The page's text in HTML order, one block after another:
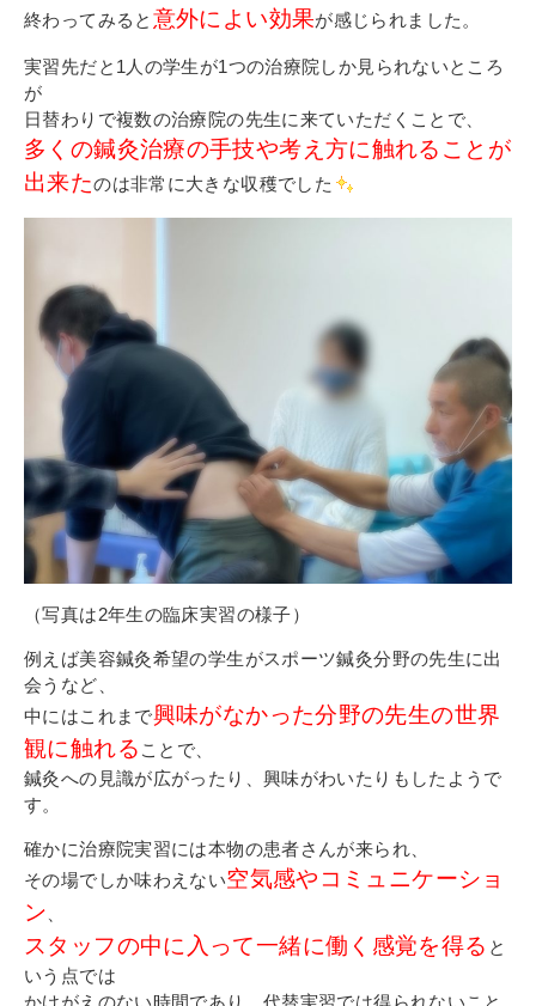
1号館総合受付：〒194-0022 東京都町田市森野1-7-8
終わってみると 意外によい効果が感じられました。
実習先だと1人の学生が1つの治療院しか見られないところ
が
日替わりで複数の治療院の先生に来ていただくことで、
多くの鍼灸治療の手技や考え方に触れることが
出来たのは非常に大きな収穫でした
（写真は2年生の臨床実習の様子）
例えば美容鍼灸希望の学生がスポーツ鍼灸分野の先生に出
会うなど、
中にはこれまで興味がなかった分野の先生の世界
観に触れる ことで、
鍼灸への見識が広がったり、興味がわいたりもしたようで
す。
確かに治療院実習には本物の患者さんが来られ、
その場でしか味わえない空気感やコミュニケーショ
ン
スタッフの中に入って一緒に働く感覚を得る と
いう点では
かけがえのない時間であり、代替実習では得られないこと